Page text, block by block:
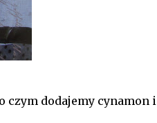
czym dodajemy cynamon i